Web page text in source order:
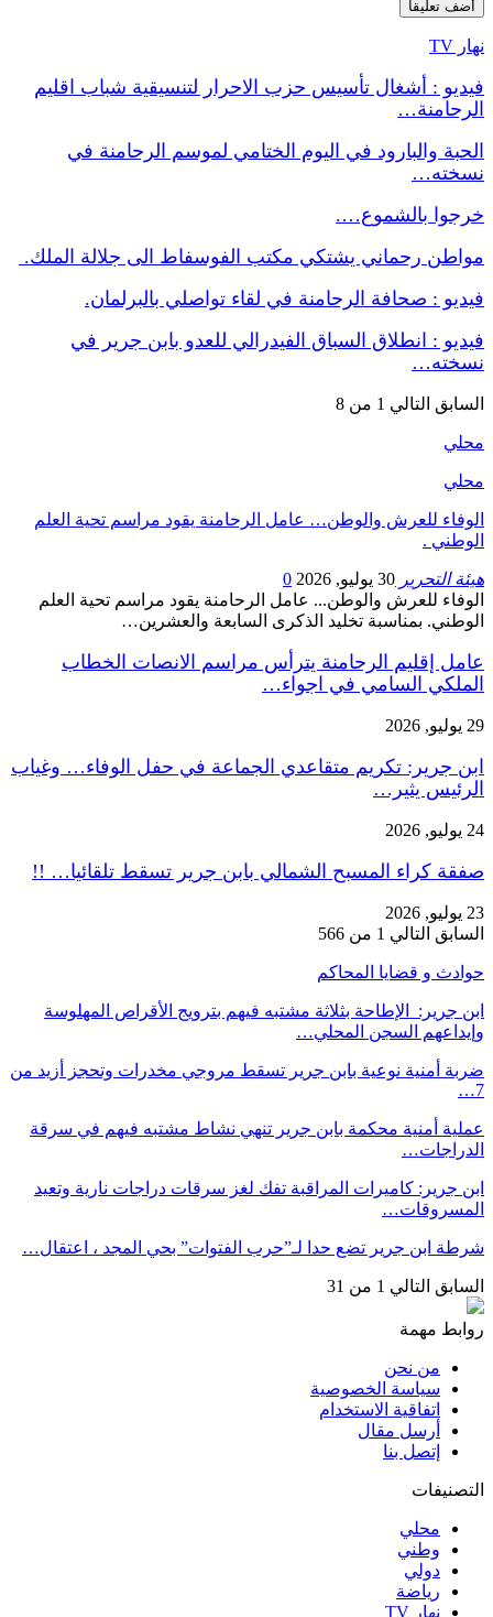
نهار TV
فيديو : أشغال تأسيس حزب الاحرار لتنسيقية شباب اقليم
الرحامنة…
الحبة والبارود في اليوم الختامي لموسم الرحامنة في
نسخته…
خرجوا بالشموع….
مواطن رحماني يشتكي مكتب الفوسفاط الى جلالة الملك.
فيديو : صحافة الرحامنة في لقاء تواصلي بالبرلمان.
فيديو : انطلاق السباق الفيدرالي للعدو بابن جرير في
نسخته…
السابق التالي 1 من 8
محلي
محلي
الوفاء للعرش والوطن… عامل الرحامنة يقود مراسم تحية العلم
الوطني .
هيئة التحرير 30 يوليو, 2026
0
الوفاء للعرش والوطن... عامل الرحامنة يقود مراسم تحية العلم
الوطني. بمناسبة تخليد الذكرى السابعة والعشرين…
عامل إقليم الرحامنة يترأس مراسم الانصات الخطاب
الملكي السامي في اجواء…
29 يوليو, 2026
ابن جرير: تكريم متقاعدي الجماعة في حفل الوفاء… وغياب
الرئيس يثير…
24 يوليو, 2026
صفقة كراء المسبح الشمالي بابن جرير تسقط تلقائيا… !!
23 يوليو, 2026
السابق التالي 1 من 566
حوادث و قضايا المحاكم
ابن جرير: الإطاحة بثلاثة مشتبه فيهم بترويج الأقراص المهلوسة
وإيداعهم السجن المحلي…
ضربة أمنية نوعية بابن جرير تسقط مروجي مخدرات وتحجز أزيد من
7…
عملية أمنية محكمة بابن جرير تنهي نشاط مشتبه فيهم في سرقة
الدراجات…
ابن جرير: كاميرات المراقبة تفك لغز سرقات دراجات نارية وتعيد
المسروقات…
شرطة ابن جرير تضع حدا لـ”حرب الفتوات” بحي المجد ، اعتقال…
السابق التالي 1 من 31
روابط مهمة
من نحن
سياسة الخصوصية
اتفاقية الاستخدام
أرسل مقال
إتصل بنا
التصنيفات
محلي
وطني
دولي
رياضة
نهار TV